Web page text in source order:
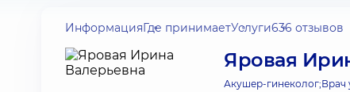
ИнформацияГде принимаетУслуги636 отзывов
Яровая
Акушер-гинеколог;Врач